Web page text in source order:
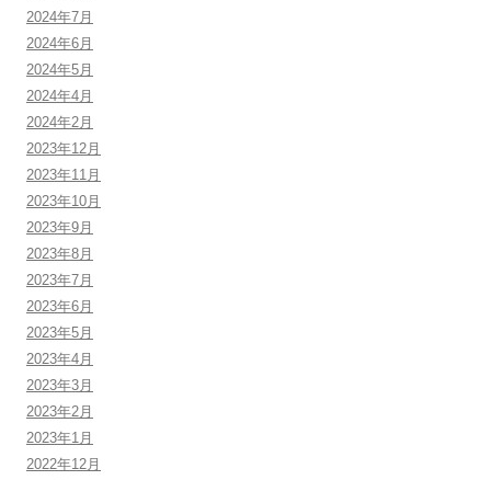
2024年7月
2024年6月
2024年5月
2024年4月
2024年2月
2023年12月
2023年11月
2023年10月
2023年9月
2023年8月
2023年7月
2023年6月
2023年5月
2023年4月
2023年3月
2023年2月
2023年1月
2022年12月